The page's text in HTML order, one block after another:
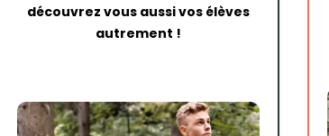
découvrez vous aussi vos élèves
autrement !